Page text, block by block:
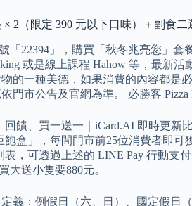
2（限定 390 元以下口味）＋副食
22394」，購買「秋冬兆亮您」
或是線上課程 Hahow 等，最新
的一種美德，如果消費的內容都
門市公告及官網為準。 必勝客
饋、買一送一｜iCard.AI 即時更
盒」，每間門市前25位消費者即
，可透過上述的 LINE Pay 行動
大送小隻要880元。
義：例假日（六、日）、國定假